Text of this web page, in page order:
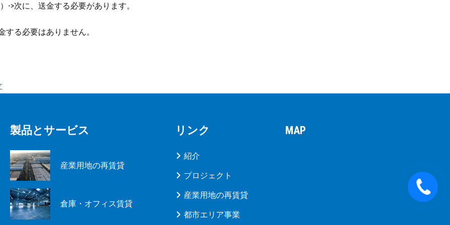
>次に、送金する必要があります。
る必要はありません。
製品とサービス
産業用地の再賃貸
倉庫・オフィス賃貸
リンク
紹介
プロジェクト
産業用地の再賃貸
都市エリア事業
MAP